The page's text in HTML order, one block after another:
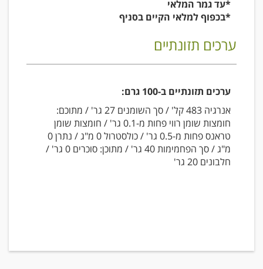
*עד גמר המלאי
*בכפוף למלאי הקיים בסניף
ערכים תזונתיים
ערכים תזונתיים ב-100 גרם:
אנרגיה 483 קל' / סך השומנים 27 גר' / מתוכם:
חומצות שומן רווי פחות מ-0.1 גר' / חומצות שומן
טראנס פחות מ-0.5 גר' / כולסטרול 0 מ"ג / נתרן 0
מ"ג / סך הפחמימות 40 גר' / מתוכן: סוכרים 0 גר' /
חלבונים 20 גר'